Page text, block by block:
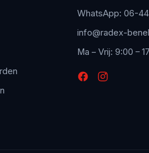
WhatsApp: 06-
info@radex-
Ma – Vrij: 9:00 –